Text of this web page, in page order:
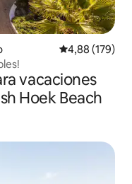
Calificación
4,88 (179)
vacaciones
Hoek Beach